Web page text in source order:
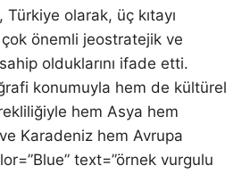
Facebook
Instagram
Türkiye olarak, üç kıtayı
önemli jeostratejik ve
olduklarını ifade etti.
konumuyla hem de kültürel
hem Asya hem
Karadeniz hem Avrupa
text=”örnek vurgulu